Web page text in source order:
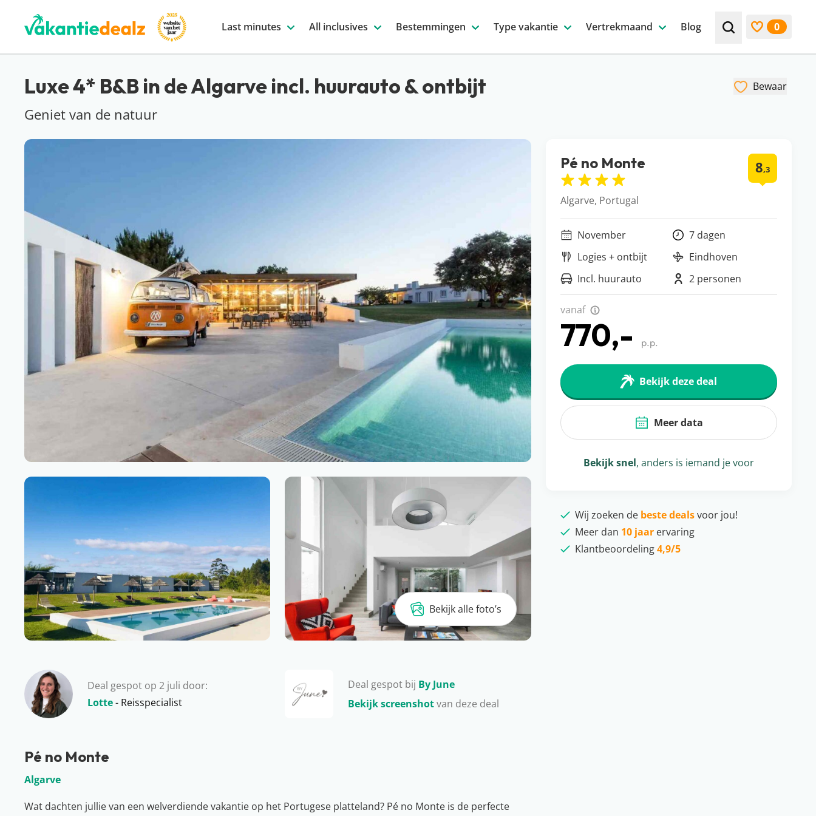
Last minutes All inclusives Bestemmingen Type vakantie Vertrekmaand Blog Zoek bijv. een
0
Luxe 4* B&B in de Algarve incl. huurauto & ontbijt
Geniet van de natuur
Bewaar
Bekijk alle foto’s
Deal gespot op 2 juli door:
Lotte- Reisspecialist
Deal gespot bij By June
Bekijk screenshotvan deze deal
Pé no Monte
Algarve
Wat dachten jullie van een welverdiende vakantie op het Portugese platteland? Pé no Monte is de perfecte
Pé no Monte 8,3
Algarve, Portugal
November
7 dagen
Logies + ontbijt
Eindhoven
Incl. huurauto
2 personen
vanaf
770,- p.p.
Bekijk deze deal
Meer data
Bekijk snel, anders is iemand je voor
Wij zoeken de beste dealsvoor jou!
Meer dan 10 jaarervaring
Klantbeoordeling4,9/5